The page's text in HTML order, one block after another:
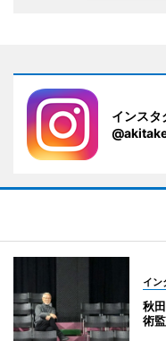
インスタ
イン
秋
術